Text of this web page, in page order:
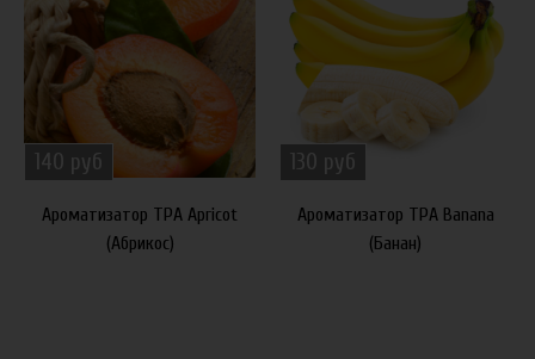
140 руб
Ароматизатор TPA Apricot
(Абрикос)
130 руб
Ароматизатор TPA Banana
(Банан)